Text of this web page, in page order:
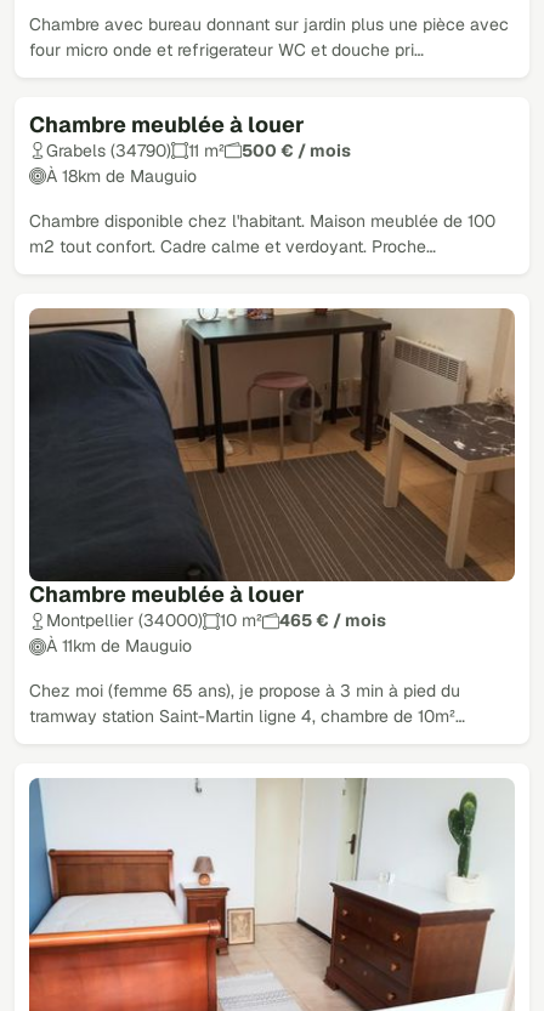
Chambre avec bureau donnant sur jardin plus une pièce avec
four micro onde et refrigerateur WC et douche pri…
Chambre meublée à louer
Grabels (34790) 11 m²
500 € / mois
À 18km de Mauguio
Chambre disponible chez l'habitant. Maison meublée de 100
m2 tout confort. Cadre calme et verdoyant. Proche…
Chambre meublée à louer
Montpellier (34000) 10 m²
465 € / mois
À 11km de Mauguio
Chez moi (femme 65 ans), je propose à 3 min à pied du
tramway station Saint-Martin ligne 4, chambre de 10m²…